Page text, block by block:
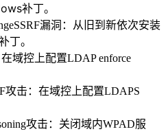
补丁。
漏洞：从旧到新依次安装
丁。
域控上配置LDAP enforce
攻击：在域控上配置LDAPS
攻击：关闭域内WPAD服